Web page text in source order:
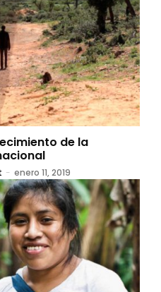
de la
- enero 11, 2019